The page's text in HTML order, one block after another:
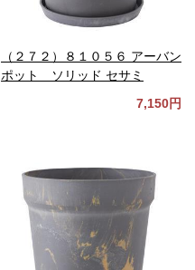
（２７２）８１０５６ アーバン
ポット ソリッド セサミ
7,150円